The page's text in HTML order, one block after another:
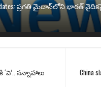
ప్రగతి మైదాన్‌లోని భారత్
China
‘వి’.. సన్నాహాలు